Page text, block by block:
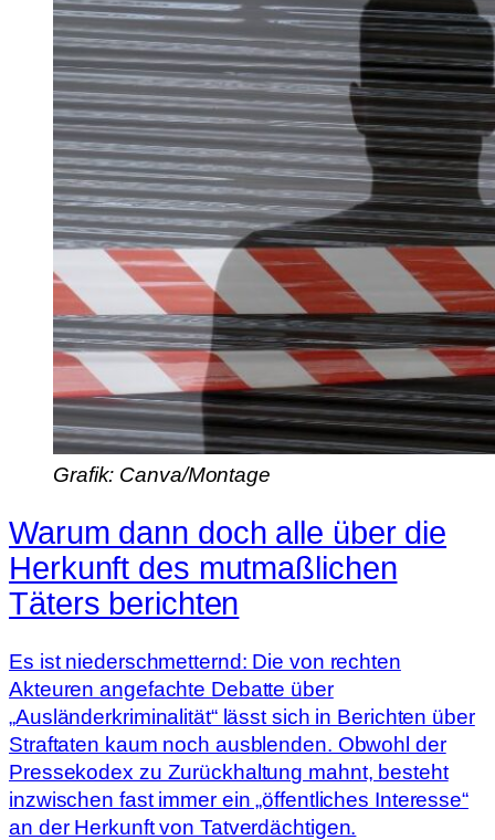
Grafik: Canva/Montage
Warum dann doch alle über die
Herkunft des mutmaßlichen
Täters berichten
Es ist niederschmetternd: Die von rechten
Akteuren angefachte Debatte über
„Ausländerkriminalität“ lässt sich in Berichten über
Straftaten kaum noch ausblenden. Obwohl der
Pressekodex zu Zurückhaltung mahnt, besteht
inzwischen fast immer ein „öffentliches Interesse“
an der Herkunft von Tatverdächtigen.